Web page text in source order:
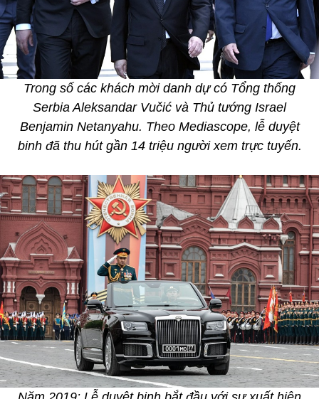
Trong số các khách mời danh dự có Tổng thống
Serbia Aleksandar Vučić và Thủ tướng Israel
Benjamin Netanyahu. Theo Mediascope, lễ duyệt
binh đã thu hút gần 14 triệu người xem trực tuyến.